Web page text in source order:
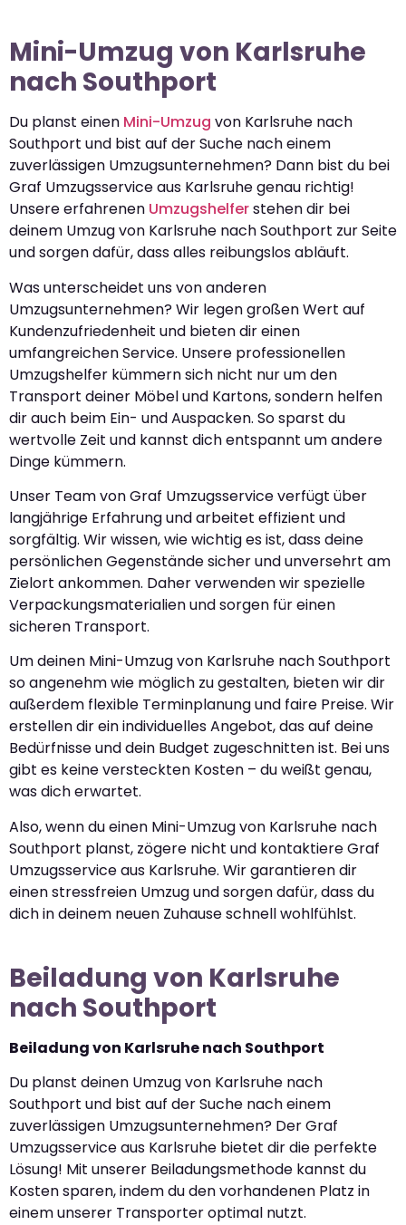
Mini-Umzug von Karlsruhe
nach Southport
Du planst einen Mini-Umzug von Karlsruhe nach
Southport und bist auf der Suche nach einem
zuverlässigen Umzugsunternehmen? Dann bist du bei
Graf Umzugsservice aus Karlsruhe genau richtig!
Unsere erfahrenen Umzugshelferstehen dir bei
deinem Umzug von Karlsruhe nach Southport zur Seite
und sorgen dafür, dass alles reibungslos abläuft.
Was unterscheidet uns von anderen
Umzugsunternehmen? Wir legen großen Wert auf
Kundenzufriedenheit und bieten dir einen
umfangreichen Service. Unsere professionellen
Umzugshelfer kümmern sich nicht nur um den
Transport deiner Möbel und Kartons, sondern helfen
dir auch beim Ein- und Auspacken. So sparst du
wertvolle Zeit und kannst dich entspannt um andere
Dinge kümmern.
Unser Team von Graf Umzugsservice verfügt über
langjährige Erfahrung und arbeitet effizient und
sorgfältig. Wir wissen, wie wichtig es ist, dass deine
persönlichen Gegenstände sicher und unversehrt am
Zielort ankommen. Daher verwenden wir spezielle
Verpackungsmaterialien und sorgen für einen
sicheren Transport.
Um deinen Mini-Umzug von Karlsruhe nach Southport
so angenehm wie möglich zu gestalten, bieten wir dir
außerdem flexible Terminplanung und faire Preise. Wir
erstellen dir ein individuelles Angebot, das auf deine
Bedürfnisse und dein Budget zugeschnitten ist. Bei uns
gibt es keine versteckten Kosten – du weißt genau,
was dich erwartet.
Also, wenn du einen Mini-Umzug von Karlsruhe nach
Southport planst, zögere nicht und kontaktiere Graf
Umzugsservice aus Karlsruhe. Wir garantieren dir
einen stressfreien Umzug und sorgen dafür, dass du
dich in deinem neuen Zuhause schnell wohlfühlst.
Beiladung von Karlsruhe
nach Southport
Beiladung von Karlsruhe nach Southport
Du planst deinen Umzug von Karlsruhe nach
Southport und bist auf der Suche nach einem
zuverlässigen Umzugsunternehmen? Der Graf
Umzugsservice aus Karlsruhe bietet dir die perfekte
Lösung! Mit unserer Beiladungsmethode kannst du
Kosten sparen, indem du den vorhandenen Platz in
einem unserer Transporter optimal nutzt.